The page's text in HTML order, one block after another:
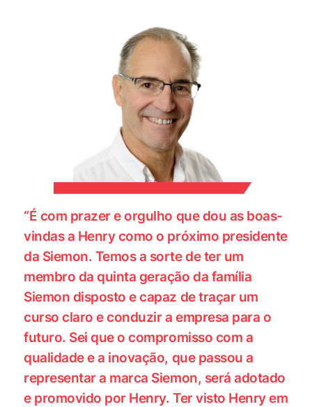
“É com prazer e orgulho que dou as boas-
vindas a Henry como o próximo presidente
da Siemon. Temos a sorte de ter um
membro da quinta geração da família
Siemon disposto e capaz de traçar um
curso claro e conduzir a empresa para o
futuro. Sei que o compromisso com a
qualidade e a inovação, que passou a
representar a marca Siemon, será adotado
e promovido por Henry. Ter visto Henry em